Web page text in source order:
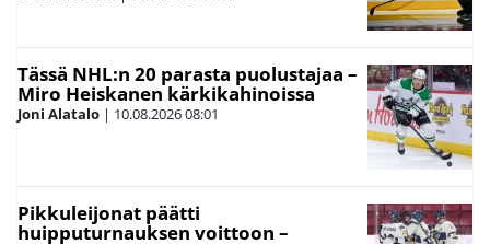
Tässä NHL:n 20 parasta puolustajaa –
Miro Heiskanen kärkikahinoissa
Joni Alatalo | 10.08.202608:01
Pikkuleijonat päätti
huipputurnauksen voittoon –